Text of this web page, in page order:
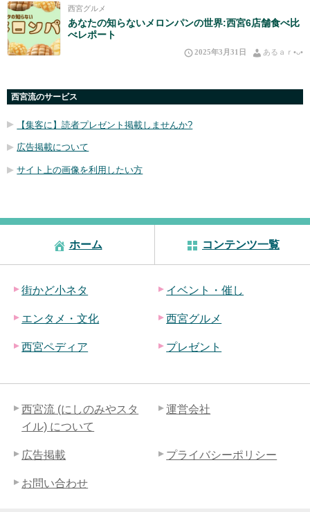
西宮グルメ
あなたの知らないメロンパンの世界:西宮6店舗食べ比
べレポート
2025年3月31日 あるａｒ•⁠ᴗ⁠•⁠
西宮流のサービス
【集客に】読者プレゼント掲載しませんか?
広告掲載について
サイト上の画像を利用したい方
ホーム コンテンツ一覧
街かど小ネタ イベント・催し
エンタメ・文化 西宮グルメ
西宮ペディア プレゼント
西宮流 (にしのみやスタ
イル) について
運営会社
広告掲載 プライバシーポリシー
お問い合わせ